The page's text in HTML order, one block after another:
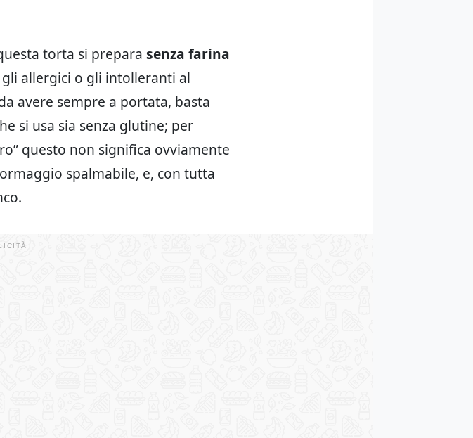
torta si prepara senza farina
allergici o gli intolleranti al
avere sempre a portata, basta
si usa sia senza glutine; per
questo non significa ovviamente
spalmabile, e, con tutta